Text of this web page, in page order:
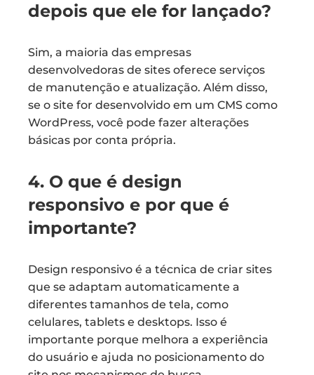
depois que ele for lançado?
Sim, a maioria das empresas
desenvolvedoras de sites oferece serviços
de manutenção e atualização. Além disso,
se o site for desenvolvido em um CMS como
WordPress, você pode fazer alterações
básicas por conta própria.
4. O que é design
responsivo e por que é
importante?
Design responsivo é a técnica de criar sites
que se adaptam automaticamente a
diferentes tamanhos de tela, como
celulares, tablets e desktops. Isso é
importante porque melhora a experiência
do usuário e ajuda no posicionamento do